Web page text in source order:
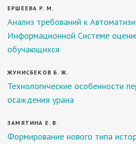
ЕРШЕЕВА Р. М.
Анализ требований к
Информационной Системе
обучающихся
ЖУНИСБЕКОВ Б. Ж.
Технологические особенности
осаждения урана
ЗАМЯТИНА Е. В.
Формирование нового типа